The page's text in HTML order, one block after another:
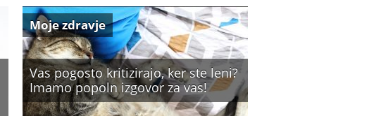
Vas pogosto kritizirajo, ker ste leni?
Imamo popoln izgovor za vas!
Moje zdravje